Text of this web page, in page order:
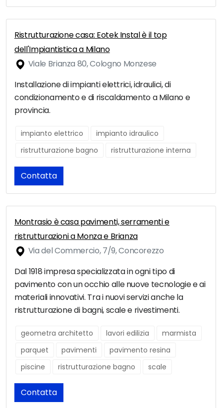
Ristrutturazione casa: Eotek Instal è il top
dell'Impiantistica a Milano
Viale Brianza 80, Cologno Monzese
Installazione di impianti elettrici, idraulici, di
condizionamento e di riscaldamento a Milano e
provincia.
impianto elettrico
impianto idraulico
ristrutturazione bagno
ristrutturazione interna
Contatta
Montrasio è casa pavimenti, serramenti e
ristrutturazioni a Monza e Brianza
Via del Commercio, 7/9, Concorezzo
Dal 1918 impresa specializzata in ogni tipo di
pavimento con un occhio alle nuove tecnologie e ai
materiali innovativi. Tra i nuovi servizi anche la
ristrutturazione di bagni, scale e rivestimenti.
geometra architetto lavori edilizia
marmista
parquet
pavimenti
pavimento resina
piscine
ristrutturazione bagno scale
Contatta